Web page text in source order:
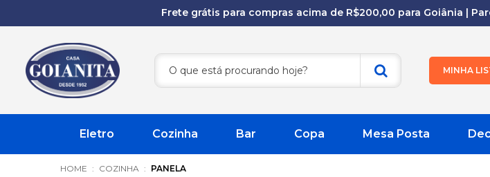
Frete grátis para compras acima de R$200,00 para Goiânia |
MINHA
Eletro Cozinha Bar Copa Mesa Posta
COZINHA PANELA